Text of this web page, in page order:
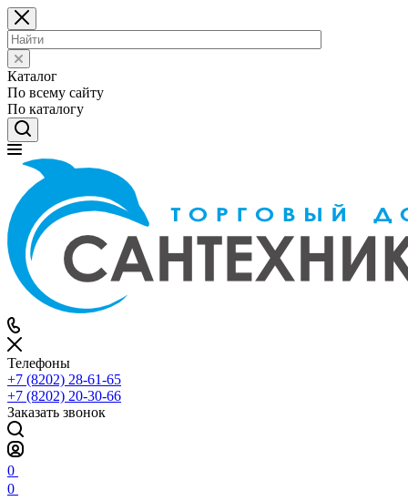
Каталог
По всему сайту
По каталогу
Телефоны
+7 (8202) 28‑61-65
+7 (8202) 20‑30-66
Заказать звонок
0
0